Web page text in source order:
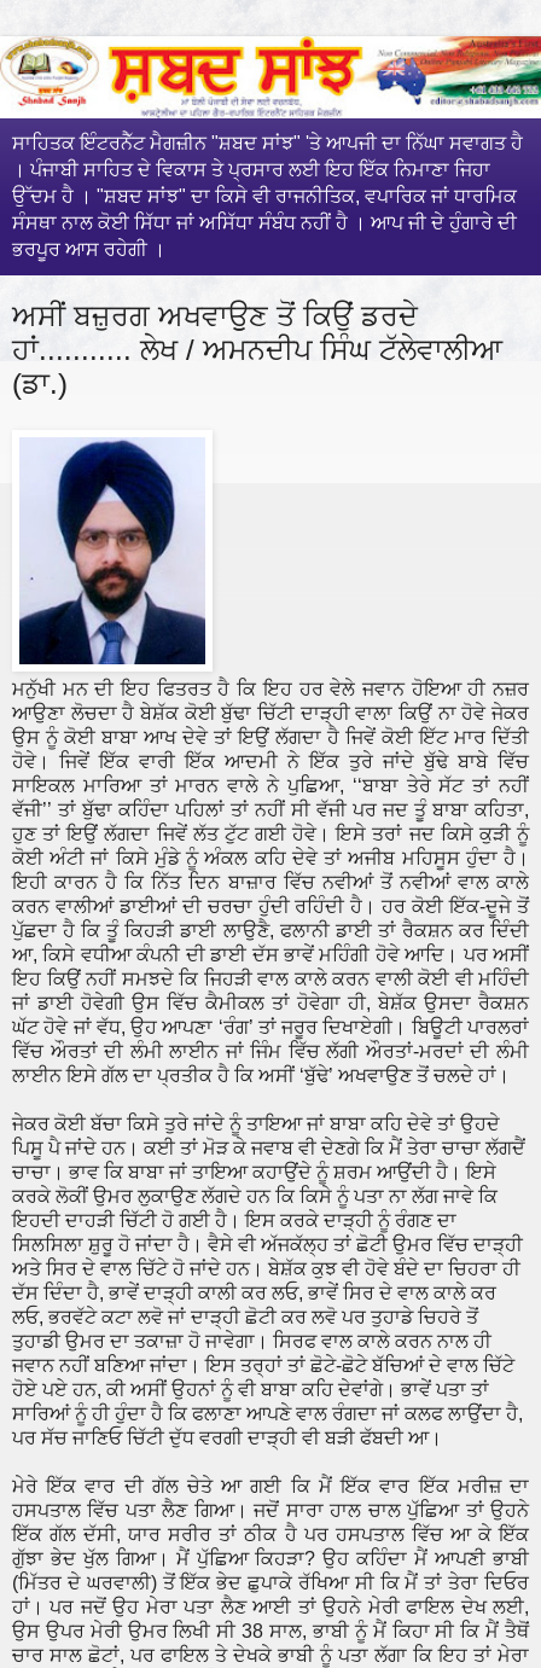
ਸਾਹਿਤਕ ਇੰਟਰਨੈੱਟ ਮੈਗਜ਼ੀਨ "ਸ਼ਬਦ ਸਾਂਝ" 'ਤੇ ਆਪਜੀ ਦਾ ਨਿੱਘਾ ਸਵਾਗਤ ਹੈ
। ਪੰਜਾਬੀ ਸਾਹਿਤ ਦੇ ਵਿਕਾਸ ਤੇ ਪ੍ਰਸਾਰ ਲਈ ਇਹ ਇੱਕ ਨਿਮਾਣਾ ਜਿਹਾ
ਉੱਦਮ ਹੈ । "ਸ਼ਬਦ ਸਾਂਝ" ਦਾ ਕਿਸੇ ਵੀ ਰਾਜਨੀਤਿਕ, ਵਪਾਰਿਕ ਜਾਂ ਧਾਰਮਿਕ
ਸੰਸਥਾ ਨਾਲ ਕੋਈ ਸਿੱਧਾ ਜਾਂ ਅਸਿੱਧਾ ਸੰਬੰਧ ਨਹੀਂ ਹੈ । ਆਪ ਜੀ ਦੇ ਹੁੰਗਾਰੇ ਦੀ
ਭਰਪੂਰ ਆਸ ਰਹੇਗੀ ।
ਅਸੀਂ ਬਜ਼ੁਰਗ ਅਖਵਾਉੁਣ ਤੋਂ ਕਿਉਂ ਡਰਦੇ
ਹਾਂ........... ਲੇਖ / ਅਮਨਦੀਪ ਸਿੰਘ ਟੱਲੇਵਾਲੀਆ
(ਡਾ.)
ਮਨੁੱਖੀ ਮਨ ਦੀ ਇਹ ਫਿਤਰਤ ਹੈ ਕਿ ਇਹ ਹਰ ਵੇਲੇ ਜਵਾਨ ਹੋਇਆ ਹੀ ਨਜ਼ਰ
ਆਉਣਾ ਲੋਚਦਾ ਹੈ ਬੇਸ਼ੱਕ ਕੋਈ ਬੁੱਢਾ ਚਿੱਟੀ ਦਾੜ੍ਹੀ ਵਾਲਾ ਕਿਉਂ ਨਾ ਹੋਵੇ ਜੇਕਰ
ਉਸ ਨੂੰ ਕੋਈ ਬਾਬਾ ਆਖ ਦੇਵੇ ਤਾਂ ਇਉਂ ਲੱਗਦਾ ਹੈ ਜਿਵੇਂ ਕੋਈ ਇੱਟ ਮਾਰ ਦਿੱਤੀ
ਹੋਵੇ। ਜਿਵੇਂ ਇੱਕ ਵਾਰੀ ਇੱਕ ਆਦਮੀ ਨੇ ਇੱਕ ਤੁਰੇ ਜਾਂਦੇ ਬੁੱਢੇ ਬਾਬੇ ਵਿੱਚ
ਸਾਇਕਲ ਮਾਰਿਆ ਤਾਂ ਮਾਰਨ ਵਾਲੇ ਨੇ ਪੁਛਿਆ, ‘‘ਬਾਬਾ ਤੇਰੇ ਸੱਟ ਤਾਂ ਨਹੀਂ
ਵੱਜੀ’’ ਤਾਂ ਬੁੱਢਾ ਕਹਿੰਦਾ ਪਹਿਲਾਂ ਤਾਂ ਨਹੀਂ ਸੀ ਵੱਜੀ ਪਰ ਜਦ ਤੂੰ ਬਾਬਾ ਕਹਿਤਾ,
ਹੁਣ ਤਾਂ ਇਉਂ ਲੱਗਦਾ ਜਿਵੇਂ ਲੱਤ ਟੁੱਟ ਗਈ ਹੋਵੇ। ਇਸੇ ਤਰਾਂ ਜਦ ਕਿਸੇ ਕੁੜੀ ਨੂੰ
ਕੋਈ ਅੰਟੀ ਜਾਂ ਕਿਸੇ ਮੁੰਡੇ ਨੂੰ ਅੰਕਲ ਕਹਿ ਦੇਵੇ ਤਾਂ ਅਜੀਬ ਮਹਿਸੂਸ ਹੁੰਦਾ ਹੈ।
ਇਹੀ ਕਾਰਨ ਹੈ ਕਿ ਨਿੱਤ ਦਿਨ ਬਾਜ਼ਾਰ ਵਿੱਚ ਨਵੀਆਂ ਤੋਂ ਨਵੀਆਂ ਵਾਲ ਕਾਲੇ
ਕਰਨ ਵਾਲੀਆਂ ਡਾਈਆਂ ਦੀ ਚਰਚਾ ਹੁੰਦੀ ਰਹਿੰਦੀ ਹੈ। ਹਰ ਕੋਈ ਇੱਕ-ਦੂਜੇ ਤੋਂ
ਪੁੱਛਦਾ ਹੈ ਕਿ ਤੂੰ ਕਿਹੜੀ ਡਾਈ ਲਾਉਣੈ, ਫਲਾਨੀ ਡਾਈ ਤਾਂ ਰੈਕਸ਼ਨ ਕਰ ਦਿੰਦੀ
ਆ, ਕਿਸੇ ਵਧੀਆ ਕੰਪਨੀ ਦੀ ਡਾਈ ਦੱਸ ਭਾਵੇਂ ਮਹਿੰਗੀ ਹੋਵੇ ਆਦਿ। ਪਰ ਅਸੀਂ
ਇਹ ਕਿਉਂ ਨਹੀਂ ਸਮਝਦੇ ਕਿ ਜਿਹੜੀ ਵਾਲ ਕਾਲੇ ਕਰਨ ਵਾਲੀ ਕੋਈ ਵੀ ਮਹਿੰਦੀ
ਜਾਂ ਡਾਈ ਹੋਵੇਗੀ ਉਸ ਵਿੱਚ ਕੈਮੀਕਲ ਤਾਂ ਹੋਵੇਗਾ ਹੀ, ਬੇਸ਼ੱਕ ਉਸਦਾ ਰੈਕਸ਼ਨ
ਘੱਟ ਹੋਵੇ ਜਾਂ ਵੱਧ, ਉਹ ਆਪਣਾ ‘ਰੰਗ’ ਤਾਂ ਜਰੂਰ ਦਿਖਾਏਗੀ। ਬਿਊਟੀ ਪਾਰਲਰਾਂ
ਵਿੱਚ ਔਰਤਾਂ ਦੀ ਲੰਮੀ ਲਾਈਨ ਜਾਂ ਜਿੰਮ ਵਿੱਚ ਲੱਗੀ ਔਰਤਾਂ-ਮਰਦਾਂ ਦੀ ਲੰਮੀ
ਲਾਈਨ ਇਸੇ ਗੱਲ ਦਾ ਪ੍ਰਤੀਕ ਹੈ ਕਿ ਅਸੀਂ ‘ਬੁੱਢੇ’ ਅਖਵਾਉਣ ਤੋਂ ਚਲਦੇ ਹਾਂ।
ਜੇਕਰ ਕੋਈ ਬੱਚਾ ਕਿਸੇ ਤੁਰੇ ਜਾਂਦੇ ਨੂੰ ਤਾਇਆ ਜਾਂ ਬਾਬਾ ਕਹਿ ਦੇਵੇ ਤਾਂ ਉਹਦੇ
ਪਿਸੂ ਪੈ ਜਾਂਦੇ ਹਨ। ਕਈ ਤਾਂ ਮੋੜ ਕੇ ਜਵਾਬ ਵੀ ਦੇਣਗੇ ਕਿ ਮੈਂ ਤੇਰਾ ਚਾਚਾ ਲੱਗਦੈਂ
ਚਾਚਾ। ਭਾਵ ਕਿ ਬਾਬਾ ਜਾਂ ਤਾਇਆ ਕਹਾਉਂਦੇ ਨੂੰ ਸ਼ਰਮ ਆਉਂਦੀ ਹੈ। ਇਸੇ
ਕਰਕੇ ਲੋਕੀਂ ਉਮਰ ਲੁਕਾਉਣ ਲੱਗਦੇ ਹਨ ਕਿ ਕਿਸੇ ਨੂੰ ਪਤਾ ਨਾ ਲੱਗ ਜਾਵੇ ਕਿ
ਇਹਦੀ ਦਾਹੜੀ ਚਿੱਟੀ ਹੋ ਗਈ ਹੈ। ਇਸ ਕਰਕੇ ਦਾੜ੍ਹੀ ਨੂੰ ਰੰਗਣ ਦਾ
ਸਿਲਸਿਲਾ ਸ਼ੁਰੂ ਹੋ ਜਾਂਦਾ ਹੈ। ਵੈਸੇ ਵੀ ਅੱਜਕੱਲ੍ਹ ਤਾਂ ਛੋਟੀ ਉਮਰ ਵਿੱਚ ਦਾੜ੍ਹੀ
ਅਤੇ ਸਿਰ ਦੇ ਵਾਲ ਚਿੱਟੇ ਹੋ ਜਾਂਦੇ ਹਨ। ਬੇਸ਼ੱਕ ਕੁਝ ਵੀ ਹੋਵੇ ਬੰਦੇ ਦਾ ਚਿਹਰਾ ਹੀ
ਦੱਸ ਦਿੰਦਾ ਹੈ, ਭਾਵੇਂ ਦਾੜ੍ਹੀ ਕਾਲੀ ਕਰ ਲਓ, ਭਾਵੇਂ ਸਿਰ ਦੇ ਵਾਲ ਕਾਲੇ ਕਰ
ਲਓ, ਭਰਵੱਟੇ ਕਟਾ ਲਵੋ ਜਾਂ ਦਾੜ੍ਹੀ ਛੋਟੀ ਕਰ ਲਵੋ ਪਰ ਤੁਹਾਡੇ ਚਿਹਰੇ ਤੋਂ
ਤੁਹਾਡੀ ਉਮਰ ਦਾ ਤਕਾਜ਼ਾ ਹੋ ਜਾਵੇਗਾ। ਸਿਰਫ ਵਾਲ ਕਾਲੇ ਕਰਨ ਨਾਲ ਹੀ
ਜਵਾਨ ਨਹੀਂ ਬਣਿਆ ਜਾਂਦਾ। ਇਸ ਤਰ੍ਹਾਂ ਤਾਂ ਛੋਟੇ-ਛੋਟੇ ਬੱਚਿਆਂ ਦੇ ਵਾਲ ਚਿੱਟੇ
ਹੋਏ ਪਏ ਹਨ, ਕੀ ਅਸੀਂ ਉਹਨਾਂ ਨੂੰ ਵੀ ਬਾਬਾ ਕਹਿ ਦੇਵਾਂਗੇ। ਭਾਵੇਂ ਪਤਾ ਤਾਂ
ਸਾਰਿਆਂ ਨੂੰ ਹੀ ਹੁੰਦਾ ਹੈ ਕਿ ਫਲਾਣਾ ਆਪਣੇ ਵਾਲ ਰੰਗਦਾ ਜਾਂ ਕਲਫ ਲਾਉਂਦਾ ਹੈ,
ਪਰ ਸੱਚ ਜਾਣਿਓ ਚਿੱਟੀ ਦੁੱਧ ਵਰਗੀ ਦਾੜ੍ਹੀ ਵੀ ਬੜੀ ਫੱਬਦੀ ਆ।
ਮੇਰੇ ਇੱਕ ਵਾਰ ਦੀ ਗੱਲ ਚੇਤੇ ਆ ਗਈ ਕਿ ਮੈਂ ਇੱਕ ਵਾਰ ਇੱਕ ਮਰੀਜ਼ ਦਾ
ਹਸਪਤਾਲ ਵਿੱਚ ਪਤਾ ਲੈਣ ਗਿਆ। ਜਦੋਂ ਸਾਰਾ ਹਾਲ ਚਾਲ ਪੁੱਛਿਆ ਤਾਂ ਉਹਨੇ
ਇੱਕ ਗੱਲ ਦੱਸੀ, ਯਾਰ ਸਰੀਰ ਤਾਂ ਠੀਕ ਹੈ ਪਰ ਹਸਪਤਾਲ ਵਿੱਚ ਆ ਕੇ ਇੱਕ
ਗੁੱਝਾ ਭੇਦ ਖੁੱਲ ਗਿਆ। ਮੈਂ ਪੁੱਛਿਆ ਕਿਹੜਾ? ਉਹ ਕਹਿੰਦਾ ਮੈਂ ਆਪਣੀ ਭਾਬੀ
(ਮਿੱਤਰ ਦੇ ਘਰਵਾਲੀ) ਤੋਂ ਇੱਕ ਭੇਦ ਛੁਪਾਕੇ ਰੱਖਿਆ ਸੀ ਕਿ ਮੈਂ ਤਾਂ ਤੇਰਾ ਦਿਓਰ
ਹਾਂ। ਪਰ ਜਦੋਂ ਉਹ ਮੇਰਾ ਪਤਾ ਲੈਣ ਆਈ ਤਾਂ ਉਹਨੇ ਮੇਰੀ ਫਾਇਲ ਦੇਖ ਲਈ,
ਉਸ ਉਪਰ ਮੇਰੀ ਉਮਰ ਲਿਖੀ ਸੀ 38 ਸਾਲ, ਭਾਬੀ ਨੂੰ ਮੈਂ ਕਿਹਾ ਸੀ ਕਿ ਮੈਂ ਤੈਥੋਂ
ਚਾਰ ਸਾਲ ਛੋਟਾਂ, ਪਰ ਫਾਇਲ ਤੇ ਦੇਖਕੇ ਭਾਬੀ ਨੂੰ ਪਤਾ ਲੱਗਾ ਕਿ ਇਹ ਤਾਂ ਮੇਰਾ